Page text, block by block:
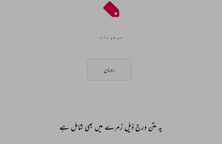
موضوعات
رومان
یہ متن درج ذیل زمرے میں بھی شامل ہے